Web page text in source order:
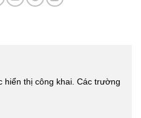
hiển thị công khai. Các trường